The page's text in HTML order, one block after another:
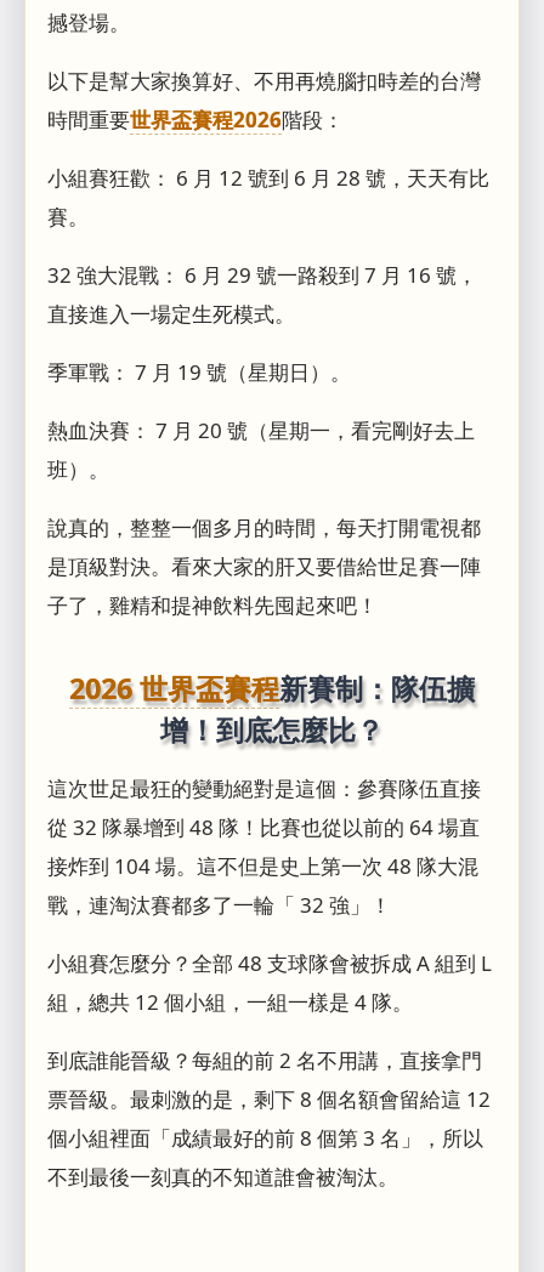
撼登場。
以下是幫大家換算好、不用再燒腦扣時差的台灣
時間重要世界盃賽程2026階段：
小組賽狂歡： 6 月 12 號到 6 月 28 號，天天有比
賽。
32 強大混戰： 6 月 29 號一路殺到 7 月 16 號，
直接進入一場定生死模式。
季軍戰： 7 月 19 號（星期日）。
熱血決賽： 7 月 20 號（星期一，看完剛好去上
班）。
說真的，整整一個多月的時間，每天打開電視都
是頂級對決。看來大家的肝又要借給世足賽一陣
子了，雞精和提神飲料先囤起來吧！
2026 世界盃賽程新賽制：隊伍擴
增！到底怎麼比？
這次世足最狂的變動絕對是這個：參賽隊伍直接
從 32 隊暴增到 48 隊！比賽也從以前的 64 場直
接炸到 104 場。這不但是史上第一次 48 隊大混
戰，連淘汰賽都多了一輪「 32 強」！
小組賽怎麼分？全部 48 支球隊會被拆成 A 組到 L
組，總共 12 個小組，一組一樣是 4 隊。
到底誰能晉級？每組的前 2 名不用講，直接拿門
票晉級。最刺激的是，剩下 8 個名額會留給這 12
個小組裡面「成績最好的前 8 個第 3 名」，所以
不到最後一刻真的不知道誰會被淘汰。